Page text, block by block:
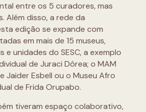
entre os 5 curadores, mas
Além disso, a rede da
edição se expande com
em mais de 15 museus,
e unidades do SESC, a exemplo
de Juraci Dórea; o MAM
Jaider Esbell ou o Museu Afro
de Frida Orupabo.
tiveram espaço colaborativo,